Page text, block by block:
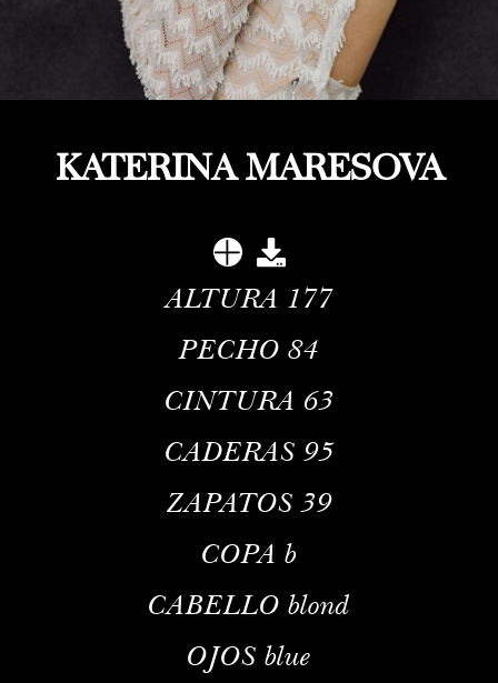
KATERINA MARESOVA
ALTURA 177
PECHO 84
CINTURA 63
CADERAS 95
ZAPATOS39
COPA b
CABELLO blond
OJOS blue